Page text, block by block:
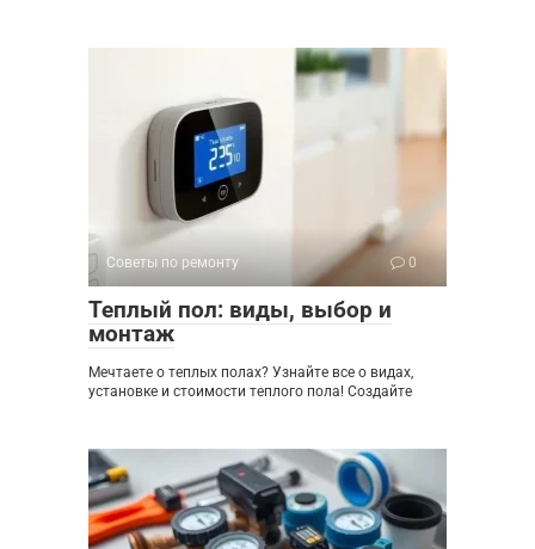
Советы по ремонту 0
Теплый пол: виды, выбор и
монтаж
Мечтаете о теплых полах? Узнайте все о видах,
установке и стоимости теплого пола! Создайте